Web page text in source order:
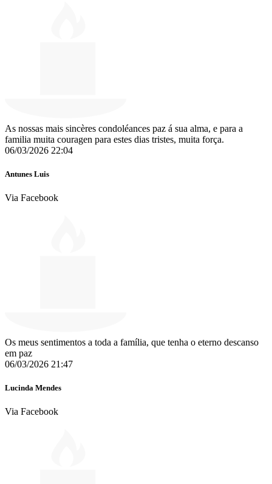
As nossas mais sincères condoléances paz á sua alma, e para a
familia muita couragen para estes dias tristes, muita força.
06/03/2026 22:04
Antunes Luis
Via Facebook
Os meus sentimentos a toda a família, que tenha o eterno descanso
em paz
06/03/2026 21:47
Lucinda Mendes
Via Facebook